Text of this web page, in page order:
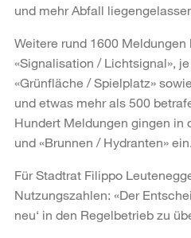
und mehr Abfall
Weitere rund 1600
«Signalisation / Lichtsignal»,
«Grünfläche / Spielplatz»
und etwas mehr als 500
Hundert Meldungen gingen in
und «Brunnen / Hydranten» ein.
Für Stadtrat Filippo
Nutzungszahlen: «Der
neu‘ in den Regelbetrieb zu